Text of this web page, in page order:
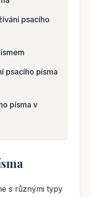
psacího
psacího písma
písma v
s různými typy